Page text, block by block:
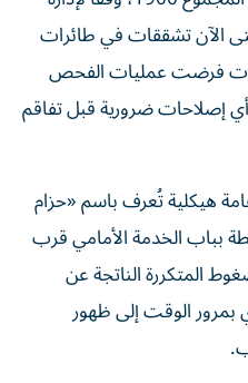
الآن تشققات في طائرات
فرضت عمليات الفحص
أي إصلاحات ضرورية قبل تفاقم
هيكلية تُعرف باسم «حزام
بباب الخدمة الأمامي قرب
المتكررة الناتجة عن
بمرور الوقت إلى ظهور